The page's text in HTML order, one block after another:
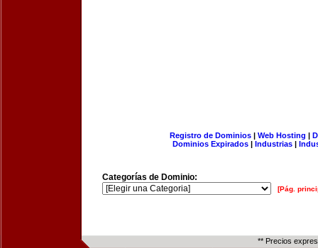
Registro de Dominios| Web Hosting |
Dominios Expirados | Industrias |
Categorías de Dominio:
[Pág.
** Precios